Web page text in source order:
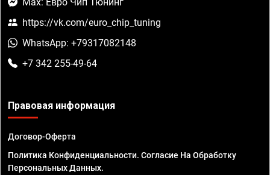
https://vk.com/euro_chip_tuning
WhatsApp: +79317082148
+7 342 255-49-64
Правовая информация
Договор-Оферта
Политика Конфиденциальности. Согласие На Обработку
Персональных Данных.